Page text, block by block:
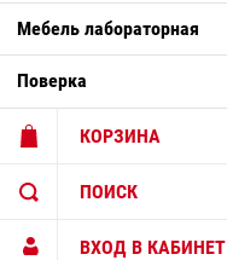
Мебель лабораторная
Поверка
КОРЗИНА
ПОИСК
ВХОД В КАБИНЕТ